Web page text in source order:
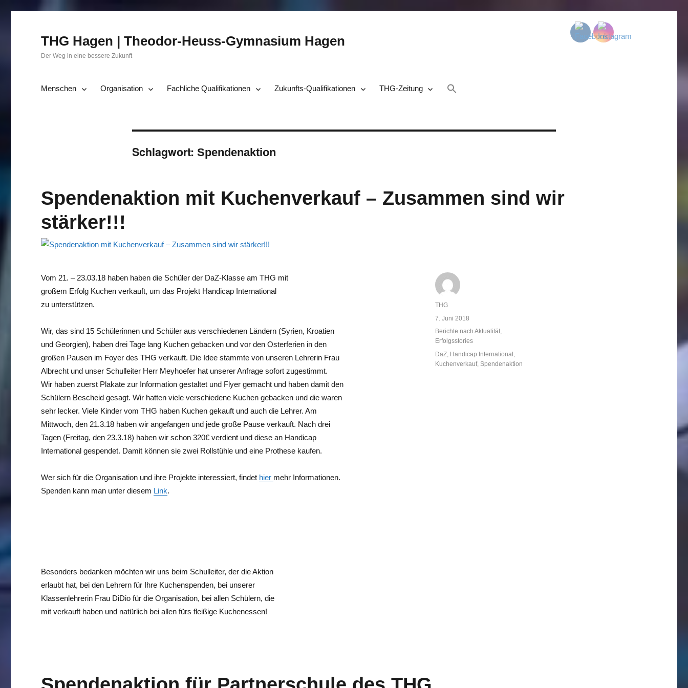
THG Hagen | Theodor-Heuss-Gymnasium Hagen
Der Weg in eine bessere Zukunft
Menschen Organisation Fachliche Qualifikationen Zukunfts-Qualifikationen THG-Zeitung
Schlagwort: Spendenaktion
Spendenaktion mit Kuchenverkauf – Zusammen sind wir
stärker!!!
Vom 21. – 23.03.18 haben haben die Schüler der DaZ-Klasse am THG mit
großem Erfolg Kuchen verkauft, um das Projekt Handicap International
zu unterstützen.
Wir, das sind 15 Schülerinnen und Schüler aus verschiedenen Ländern (Syrien, Kroatien
und Georgien), haben drei Tage lang Kuchen gebacken und vor den Osterferien in den
großen Pausen im Foyer des THG verkauft. Die Idee stammte von unseren Lehrerin Frau
Albrecht und unser Schulleiter Herr Meyhoefer hat unserer Anfrage sofort zugestimmt.
Wir haben zuerst Plakate zur Information gestaltet und Flyer gemacht und haben damit den
Schülern Bescheid gesagt. Wir hatten viele verschiedene Kuchen gebacken und die waren
sehr lecker. Viele Kinder vom THG haben Kuchen gekauft und auch die Lehrer. Am
Mittwoch, den 21.3.18 haben wir angefangen und jede große Pause verkauft. Nach drei
Tagen (Freitag, den 23.3.18) haben wir schon 320€ verdient und diese an Handicap
International gespendet. Damit können sie zwei Rollstühle und eine Prothese kaufen.
Wer sich für die Organisation und ihre Projekte interessiert, findet hier mehr Informationen.
Spenden kann man unter diesem Link.
Besonders bedanken möchten wir uns beim Schulleiter, der die Aktion
erlaubt hat, bei den Lehrern für Ihre Kuchenspenden, bei unserer
Klassenlehrerin Frau DiDio für die Organisation, bei allen Schülern, die
mit verkauft haben und natürlich bei allen fürs fleißige Kuchenessen!
Autor
THG
Veröffentlicht
am
7. Juni 2018
Kategorien
Berichte nach Aktualität,
Erfolgsstories
Schlagwörter
DaZ, Handicap International ,
Kuchenverkauf, Spendenaktion